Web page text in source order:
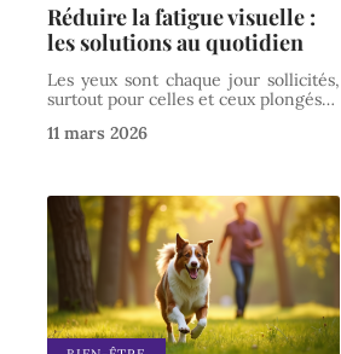
Réduire la fatigue visuelle :
les solutions au quotidien
Les yeux sont chaque jour sollicités,
surtout pour celles et ceux plongés…
11 mars 2026